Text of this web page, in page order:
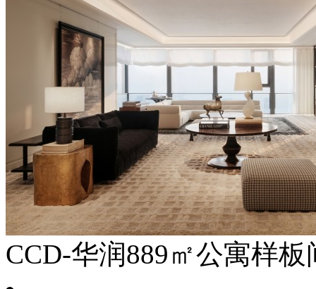
CCD-华润889㎡公寓样板